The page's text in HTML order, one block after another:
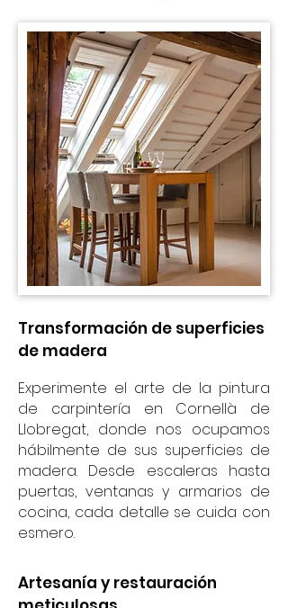
Transformación de superficies
de madera
Experimente el arte de la pintura
de carpintería en Cornellà de
Llobregat, donde nos ocupamos
hábilmente de sus superficies de
madera. Desde escaleras hasta
puertas, ventanas y armarios de
cocina, cada detalle se cuida con
esmero.
Artesanía y restauración